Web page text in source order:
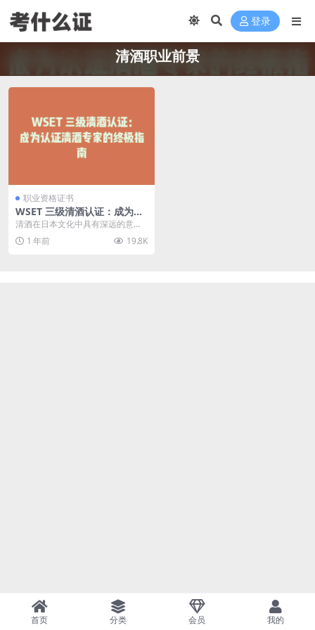
登录
清酒职业前景
职业资格证书
WSET 三级清酒认证：成为认
证清酒专家的终极指南
清酒在日本文化中具有深远的意
义，其魅力正逐渐扩展到世界各
地。如果你是饮品行业的专...
1 年前 19.8K
首页 分类 会员 我的